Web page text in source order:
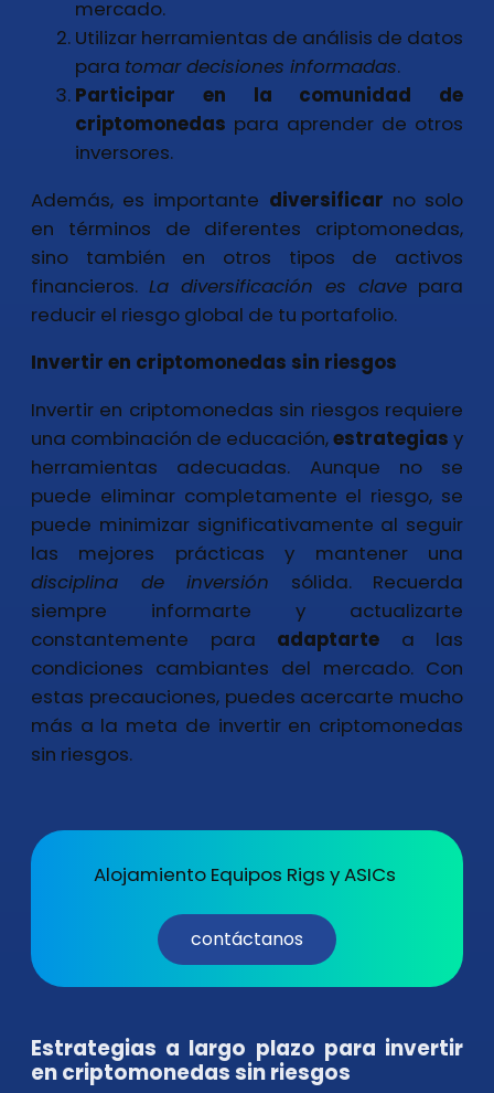
mercado.
Utilizar herramientas de análisis de datos
para tomar decisiones informadas.
Participar en la comunidad de
criptomonedas para aprender de otros
inversores.
Además, es importante diversificar no solo
en términos de diferentes criptomonedas,
sino también en otros tipos de activos
financieros. La diversificación es clave para
reducir el riesgo global de tu portafolio.
Invertir en criptomonedas sin riesgos
Invertir en criptomonedas sin riesgos requiere
una combinación de educación,estrategias y
herramientas adecuadas. Aunque no se
puede eliminar completamente el riesgo, se
puede minimizar significativamente al seguir
las mejores prácticas y mantener una
disciplina de inversión sólida. Recuerda
siempre informarte y actualizarte
constantemente para adaptarte a las
condiciones cambiantes del mercado. Con
estas precauciones, puedes acercarte mucho
más a la meta de invertir en criptomonedas
sin riesgos.
Alojamiento Equipos Rigs y ASICs
contáctanos
Estrategias a largo plazo para invertir
en criptomonedas sin riesgos